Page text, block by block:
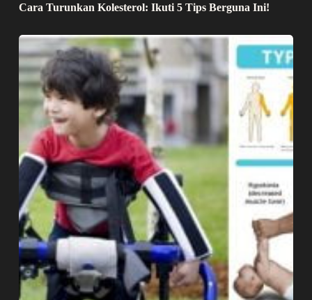
Cara Turunkan Kolesterol: Ikuti 5 Tips Berguna Ini!